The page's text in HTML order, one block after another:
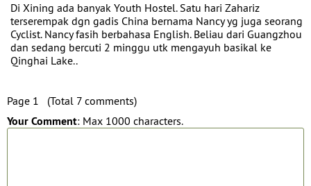
Di Xining ada banyak Youth Hostel. Satu hari Zahariz
terserempak dgn gadis China bernama Nancy yg juga seorang
Cyclist. Nancy fasih berbahasa English. Beliau dari Guangzhou
dan sedang bercuti 2 minggu utk mengayuh basikal ke
Qinghai Lake..
Page 1 (Total 7 comments)
Your Comment: Max 1000 characters.